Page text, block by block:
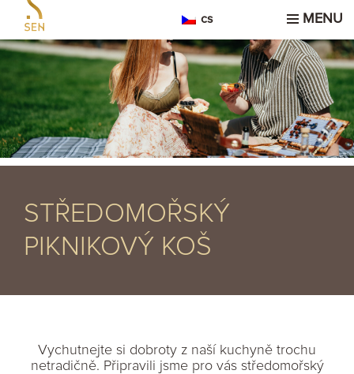
MENU
cs
STŘEDOMOŘSKÝ
PIKNIKOVÝ KOŠ
Vychutnejte si dobroty z naší kuchyně trochu
netradičně. Připravili jsme pro vás středomořský